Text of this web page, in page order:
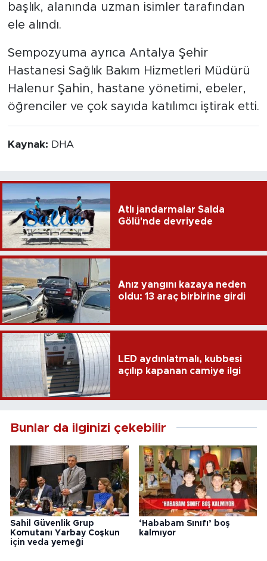
başlık, alanında uzman isimler tarafından
ele alındı.
Sempozyuma ayrıca Antalya Şehir
Hastanesi Sağlık Bakım Hizmetleri Müdürü
Halenur Şahin, hastane yönetimi, ebeler,
öğrenciler ve çok sayıda katılımcı iştirak etti.
Kaynak: DHA
Atlı jandarmalar Salda
Gölü'nde devriyede
Anız yangını kazaya neden
oldu: 13 araç birbirine girdi
LED aydınlatmalı, kubbesi
açılıp kapanan camiye ilgi
Bunlar da ilginizi çekebilir
Sahil Güvenlik Grup
Komutanı Yarbay Coşkun
için veda yemeği
‘Hababam Sınıfı’ boş
kalmıyor